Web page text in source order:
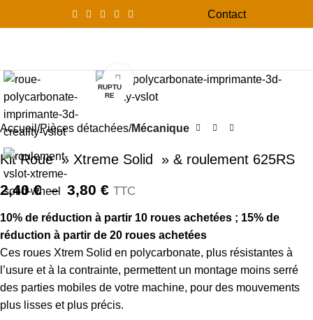
Contact
RUPTU
RE
Click to enlarge
Accueil Pièces détachées Mécanique
Kit Roue » Xtreme Solid » & roulement 625RS
2,40€ – 3,80 € TTC
10% de réduction à partir 10 roues achetées ; 15% de
réduction à partir de 20 roues achetées
Ces roues Xtrem Solid en polycarbonate, plus résistantes à
l’usure et à la contrainte, permettent un montage moins serré
des parties mobiles de votre machine, pour des mouvements
plus lisses et plus précis.